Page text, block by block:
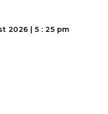
2026 | 5 : 25 pm